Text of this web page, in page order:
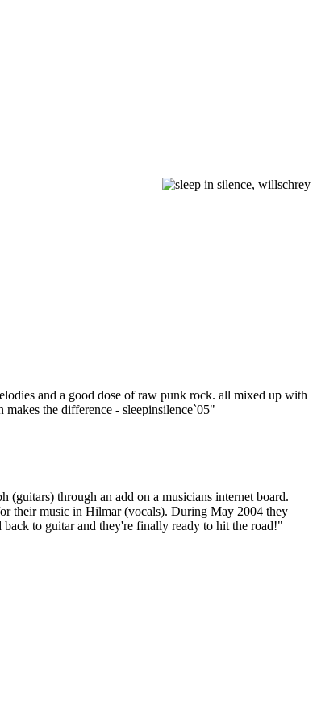
and a good dose of raw punk rock. all mixed up with
makes the difference - sleepinsilence`05"
through an add on a musicians internet board.
their music in Hilmar (vocals). During May 2004 they
to guitar and they're finally ready to hit the road!"